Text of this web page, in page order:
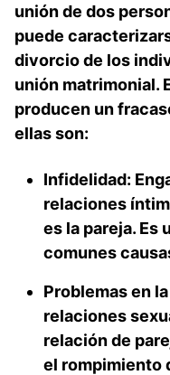
unión de dos
puede
divorcio de los
unión matrimonial.
producen un
ellas son:
Infidelidad:
relaciones
es la pareja. Es
comunes
Problemas en
relaciones
relación de
el rompimiento